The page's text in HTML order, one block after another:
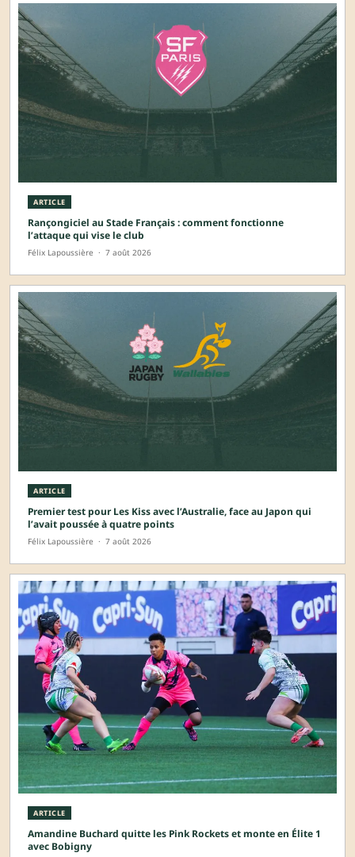
ARTICLE
Rançongiciel au Stade Français : comment fonctionne
l’attaque qui vise le club
Félix Lapoussière · 7 août 2026
ARTICLE
Premier test pour Les Kiss avec l’Australie, face au Japon qui
l’avait poussée à quatre points
Félix Lapoussière · 7 août 2026
ARTICLE
Amandine Buchard quitte les Pink Rockets et monte en Élite 1
avec Bobigny